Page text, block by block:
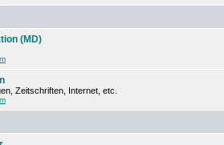
(MD)
Zeitschriften, Internet, etc.